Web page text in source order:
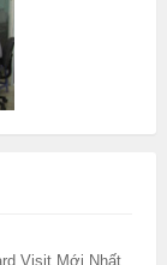
Visit Mới Nhất